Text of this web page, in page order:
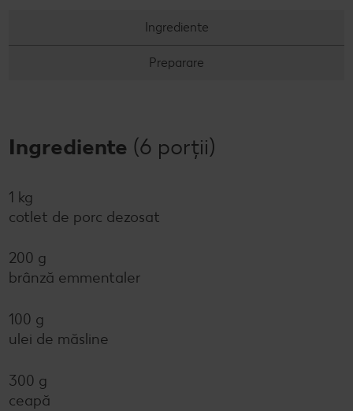
Ingrediente
Preparare
Ingrediente (6 porții)
1 kg
cotlet de porc dezosat
200 g
brânză emmentaler
100 g
ulei de măsline
300 g
ceapă